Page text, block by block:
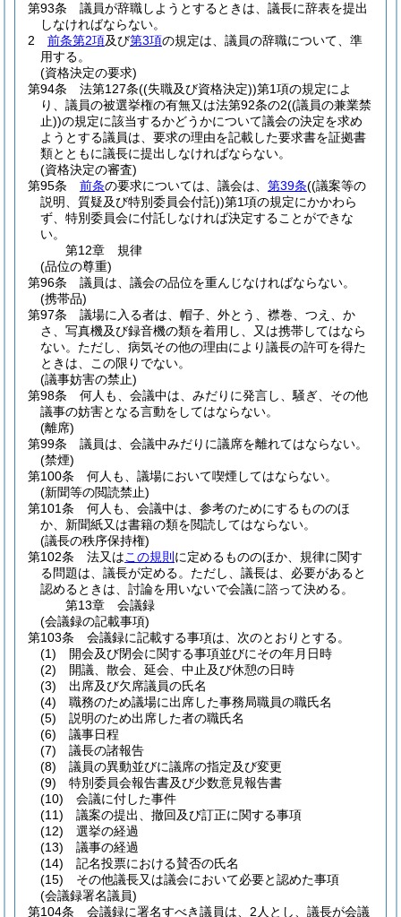
第93条
議員が辞職しようとするときは、議長に辞表を提出
しなければならない。
2
前条第2項及び第3項の規定は、議員の辞職について、準
用する。
(資格決定の要求)
第94条
法第127条((失職及び資格決定))第1項の規定によ
り、議員の被選挙権の有無又は法第92条の2((議員の兼業禁
止))の規定に該当するかどうかについて議会の決定を求め
ようとする議員は、要求の理由を記載した要求書を証拠書
類とともに議長に提出しなければならない。
(資格決定の審査)
第95条
前条の要求については、議会は、 第39条((議案等の
説明、質疑及び特別委員会付託))第1項の規定にかかわら
ず、特別委員会に付託しなければ決定することができな
い。
第12章
規律
(品位の尊重)
第96条
議員は、議会の品位を重んじなければならない。
(携帯品)
第97条
議場に入る者は、帽子、外とう、襟巻、つえ、か
さ、写真機及び録音機の類を着用し、又は携帯してはなら
ない。 ただし、病気その他の理由により議長の許可を得た
ときは、この限りでない。
(議事妨害の禁止)
第98条
何人も、会議中は、みだりに発言し、騒ぎ、その他
議事の妨害となる言動をしてはならない。
(離席)
第99条
議員は、会議中みだりに議席を離れてはならない。
(禁煙)
第100条
何人も、議場において喫煙してはならない。
(新聞等の閲読禁止)
第101条
何人も、会議中は、参考のためにするもののほ
か、新聞紙又は書籍の類を閲読してはならない。
(議長の秩序保持権)
第102条
法又はこの規則 に定めるもののほか、規律に関す
る問題は、議長が定める。 ただし、議長は、必要があると
認めるときは、討論を用いないで会議に諮って決める。
第13章
会議録
(会議録の記載事項)
第103条
会議録に記載する事項は、次のとおりとする。
(1)
開会及び閉会に関する事項並びにその年月日時
(2)
開議、散会、延会、中止及び休憩の日時
(3)
出席及び欠席議員の氏名
(4)
職務のため議場に出席した事務局職員の職氏名
(5)
説明のため出席した者の職氏名
(6)
議事日程
(7)
議長の諸報告
(8)
議員の異動並びに議席の指定及び変更
(9)
特別委員会報告書及び少数意見報告書
(10)
会議に付した事件
(11)
議案の提出、撤回及び訂正に関する事項
(12)
選挙の経過
(13)
議事の経過
(14)
記名投票における賛否の氏名
(15)
その他議長又は議会において必要と認めた事項
(会議録署名議員)
第104条
会議録に署名すべき議員は、2人とし、議長が会議